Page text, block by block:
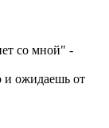
со мной" -
и ожидаешь от